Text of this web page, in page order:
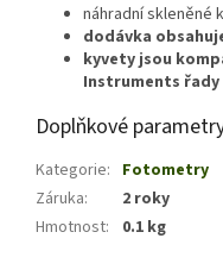
náhradní
dodávka
kyvety jsou
Instruments řady
Doplňkové
Kategorie: Fotometry
Záruka:
2 roky
Hmotnost: 0.1 kg